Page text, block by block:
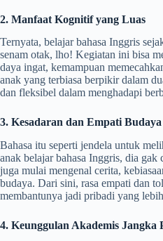
2. Manfaat Kognitif yang Luas
Ternyata, belajar bahasa Inggris
senam otak, lho! Kegiatan ini bisa
daya ingat, kemampuan
anak yang terbiasa berpikir dalam
dan fleksibel dalam menghadapi
3. Kesadaran dan Empati Budaya
Bahasa itu seperti jendela untuk
anak belajar bahasa Inggris, dia gak
juga mulai mengenal cerita,
budaya. Dari sini, rasa empati dan
membantunya jadi pribadi yang
4. Keunggulan Akademis Jangka